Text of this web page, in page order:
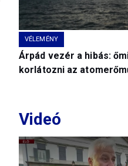
VÉLEMÉNY
Árpád vezér a hibás:
korlátozni az
Videó